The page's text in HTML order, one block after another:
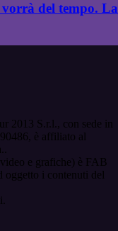
del tempo. La
2013 S.r.l., con sede in
è affiliato al
e grafiche) è FAB
oggetto i contenuti del